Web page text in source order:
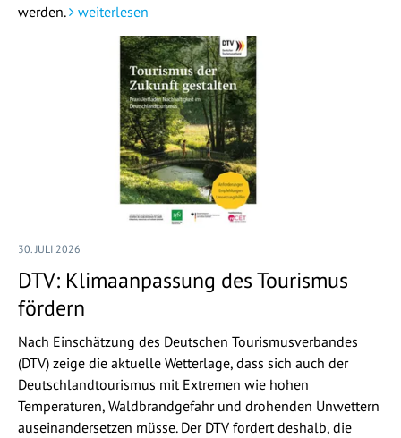
werden.
weiterlesen
30. JULI 2026
DTV: Klimaanpassung des Tourismus
fördern
Nach Einschätzung des Deutschen Tourismusverbandes
(DTV) zeige die aktuelle Wetterlage, dass sich auch der
Deutschlandtourismus mit Extremen wie hohen
Temperaturen, Waldbrandgefahr und drohenden Unwettern
auseinandersetzen müsse. Der DTV fordert deshalb, die